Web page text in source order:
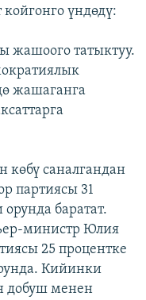
койгонго үндөдү:
жашоого татыктуу.
жашаганга
көбү саналгандан
партиясы 31
баратат.
министр Юлия
25 процентке
Кийинки
добуш менен